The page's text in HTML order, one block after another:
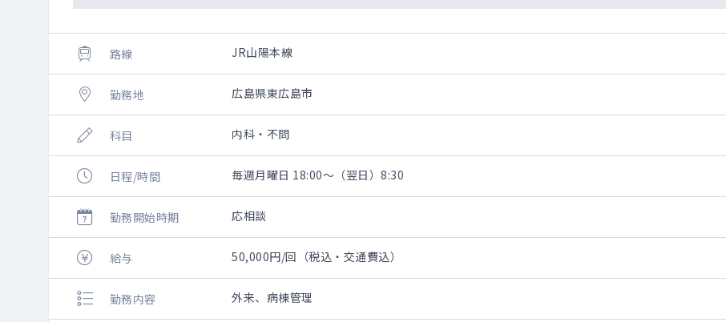
路線 JR山陽本線
勤務地 広島県東広島市
科目 内科・不問
日程/時間 毎週月曜日 18:00～（翌日）8:30
勤務開始時期 応相談
給与 50,000円/回（税込・交通費込）
勤務内容 外来、病棟管理